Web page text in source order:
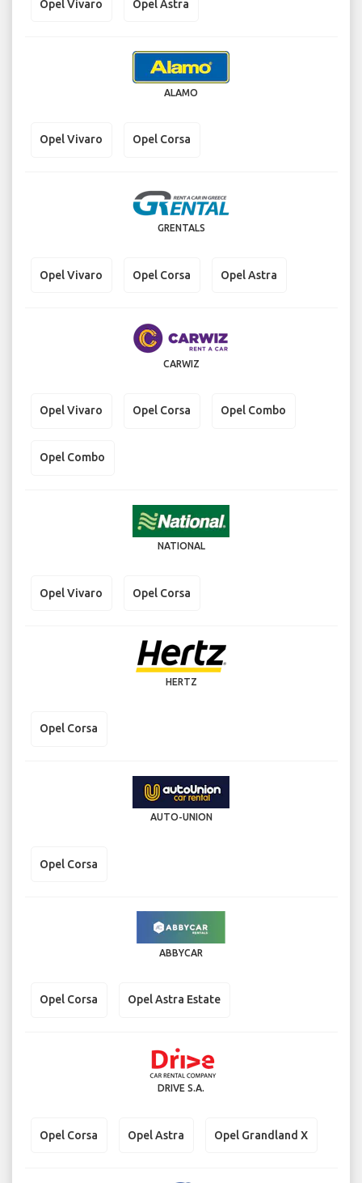
Opel Vivaro Opel Astra
ALAMO
Opel Vivaro Opel Corsa
GRENTALS
Opel Vivaro Opel Corsa Opel Astra
CARWIZ
Opel Vivaro Opel Corsa Opel Combo
Opel Combo
NATIONAL
Opel Vivaro Opel Corsa
HERTZ
Opel Corsa
AUTO-UNION
Opel Corsa
ABBYCAR
Opel Corsa Opel Astra Estate
DRIVE S.A.
Opel Corsa Opel Astra Opel Grandland X